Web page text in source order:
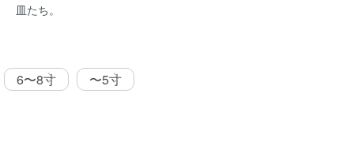
皿たち。
6〜8寸
〜5寸